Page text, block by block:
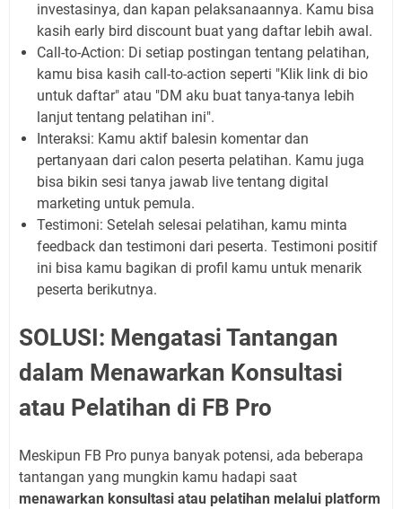
investasinya, dan kapan pelaksanaannya. Kamu bisa
kasih early bird discount buat yang daftar lebih awal.
Call-to-Action: Di setiap postingan tentang pelatihan,
kamu bisa kasih call-to-action seperti "Klik link di bio
untuk daftar" atau "DM aku buat tanya-tanya lebih
lanjut tentang pelatihan ini".
Interaksi: Kamu aktif balesin komentar dan
pertanyaan dari calon peserta pelatihan. Kamu juga
bisa bikin sesi tanya jawab live tentang digital
marketing untuk pemula.
Testimoni: Setelah selesai pelatihan, kamu minta
feedback dan testimoni dari peserta. Testimoni positif
ini bisa kamu bagikan di profil kamu untuk menarik
peserta berikutnya.
SOLUSI: Mengatasi Tantangan
dalam Menawarkan Konsultasi
atau Pelatihan di FB Pro
Meskipun FB Pro punya banyak potensi, ada beberapa
tantangan yang mungkin kamu hadapi saat
menawarkan konsultasi atau pelatihan melalui platform